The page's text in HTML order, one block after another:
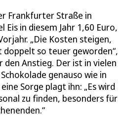
Frankfurter Straße in
in diesem Jahr 1,60 Euro,
„Die Kosten steigen,
so teuer geworden“,
Anstieg. Der ist in vielen
genauso wie in
Sorge plagt ihn: „Es wird
zu finden, besonders für